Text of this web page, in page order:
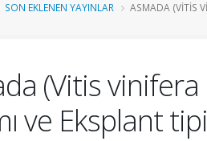
SON EKLENEN YAYINLAR ASMADA (VITIS
(Vitis
ve Eksplant